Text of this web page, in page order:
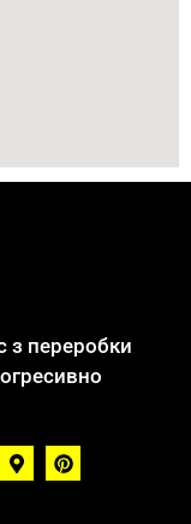
з переробки